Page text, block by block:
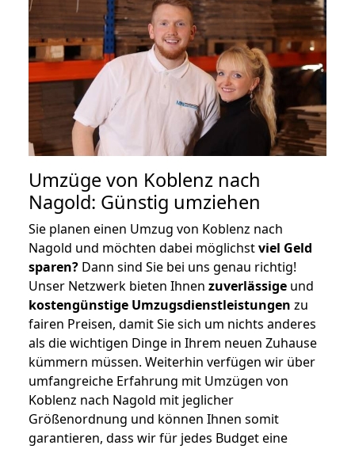
Umzüge von Koblenz nach
Nagold: Günstig umziehen
Sie planen einen Umzug von Koblenz nach
Nagold und möchten dabei möglichstviel Geld
sparen? Dann sind Sie bei uns genau richtig!
Unser Netzwerk bieten Ihnen zuverlässige und
kostengünstige Umzugsdienstleistungen zu
fairen Preisen, damit Sie sich um nichts anderes
als die wichtigen Dinge in Ihrem neuen Zuhause
kümmern müssen. Weiterhin verfügen wir über
umfangreiche Erfahrung mit Umzügen von
Koblenz nach Nagold mit jeglicher
Größenordnung und können Ihnen somit
garantieren, dass wir für jedes Budget eine